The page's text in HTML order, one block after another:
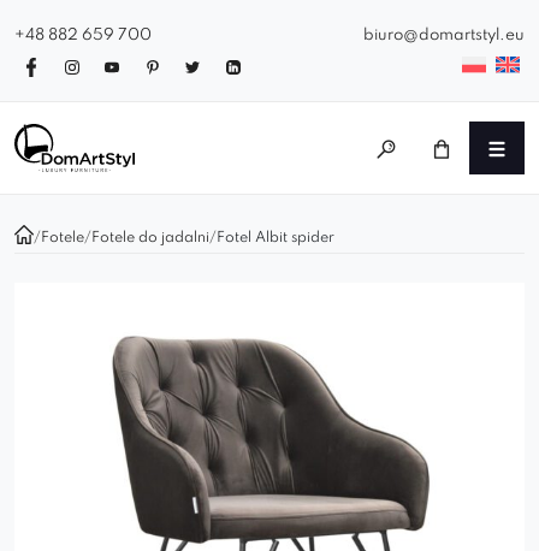
+48 882 659 700 biuro@domartstyl.eu
/ Fotele/ Fotele do jadalni/ Fotel Albit spider